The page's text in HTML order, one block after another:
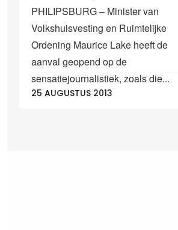
PHILIPSBURG – Minister van
Volkshuisvesting en Ruimtelijke
Ordening Maurice Lake heeft de
aanval geopend op de
sensatiejournalistiek, zoals die...
25 AUGUSTUS 2013